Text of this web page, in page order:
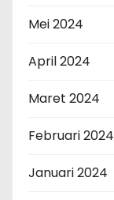
Mei 2024
April 2024
Maret 2024
Februari 2024
Januari 2024